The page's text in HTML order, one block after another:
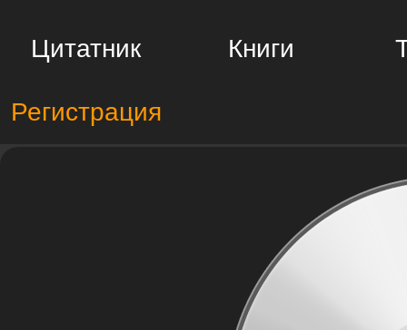
Цитатник Книги
Регистрация